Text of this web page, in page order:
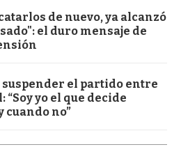
de nuevo, ya alcanzó
el duro mensaje de
suspender el partido entre
“Soy yo el que decide
cuando no”